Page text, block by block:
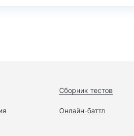
Сборник тестов
Онлайн-баттл